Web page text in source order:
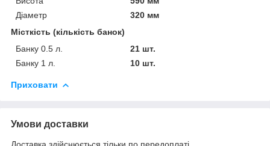
Діаметр
320 мм
Місткість (кількість банок)
Банку 0.5 л.
21 шт.
Банку 1 л.
10 шт.
Приховати
Умови доставки
Доставка здійснюється тільки по передоплаті.